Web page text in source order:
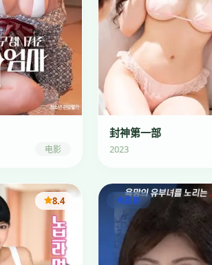
电影
封神第一部
2023
8.4 电视剧